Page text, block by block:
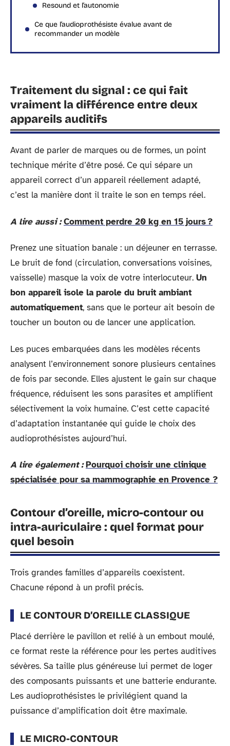
Resound et l’autonomie
Ce que l’audioprothésiste évalue avant de
recommander un modèle
Traitement du signal : ce qui fait
vraiment la différence entre deux
appareils auditifs
Avant de parler de marques ou de formes, un point
technique mérite d’être posé. Ce qui sépare un
appareil correct d’un appareil réellement adapté,
c’est la manière dont il traite le son en temps réel.
A lire aussi : Comment perdre 20 kg en 15 jours ?
Prenez une situation banale : un déjeuner en terrasse.
Le bruit de fond (circulation, conversations voisines,
vaisselle) masque la voix de votre interlocuteur. Un
bon appareil isole la parole du bruit ambiant
automatiquement, sans que le porteur ait besoin de
toucher un bouton ou de lancer une application.
Les puces embarquées dans les modèles récents
analysent l’environnement sonore plusieurs centaines
de fois par seconde. Elles ajustent le gain sur chaque
fréquence, réduisent les sons parasites et amplifient
sélectivement la voix humaine. C’est cette capacité
d’adaptation instantanée qui guide le choix des
audioprothésistes aujourd’hui.
A lire également : Pourquoi choisir une clinique
spécialisée pour sa mammographie en Provence ?
Contour d’oreille, micro-contour ou
intra-auriculaire : quel format pour
quel besoin
Trois grandes familles d’appareils coexistent.
Chacune répond à un profil précis.
LE CONTOUR D’OREILLE CLASSIQUE
Placé derrière le pavillon et relié à un embout moulé,
ce format reste la référence pour les pertes auditives
sévères. Sa taille plus généreuse lui permet de loger
des composants puissants et une batterie endurante.
Les audioprothésistes le privilégient quand la
puissance d’amplification doit être maximale.
LE MICRO-CONTOUR